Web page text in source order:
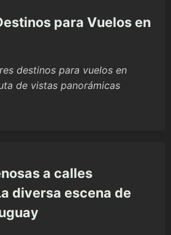
para Vuelos en
destinos para vuelos en
de vistas panorámicas
a calles
diversa escena de